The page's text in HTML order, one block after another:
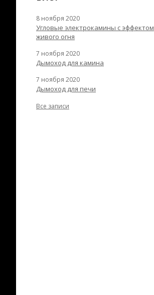
8 ноября 2020
Угловые электрокамины с эффектом
живого огня
7 ноября 2020
Дымоход для камина
7 ноября 2020
Дымоход для печи
Все записи